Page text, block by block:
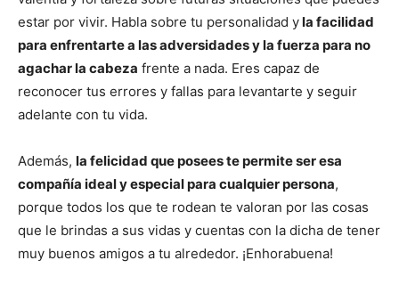
estar por vivir. Habla sobre tu personalidad yla facilidad
para enfrentarte a las adversidades y la fuerza para no
agachar la cabeza frente a nada. Eres capaz de
reconocer tus errores y fallas para levantarte y seguir
adelante con tu vida.
Además, la felicidad que posees te permite ser esa
compañía ideal y especial para cualquier persona,
porque todos los que te rodean te valoran por las cosas
que le brindas a sus vidas y cuentas con la dicha de tener
muy buenos amigos a tu alrededor. ¡Enhorabuena!